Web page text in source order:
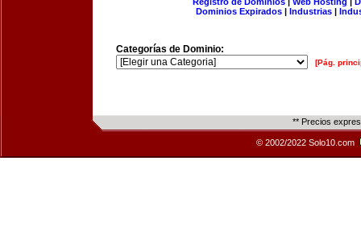
Dominios Expirados | Industrias |
Categorías de Dominio:
[Pág.
** Precios
© 2002/2022 Solo10.com